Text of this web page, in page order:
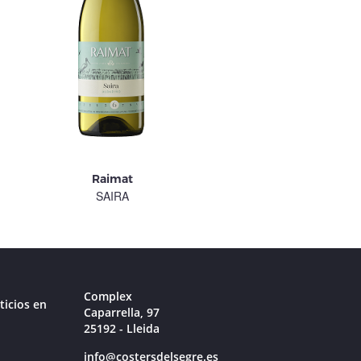
Raimat
SAIRA
en
Complex
Caparrella, 97
25192 - Lleida
info@costersdelsegre.es